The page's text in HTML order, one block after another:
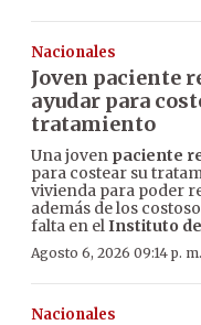
Nacionales
Joven paciente
ayudar para
tratamiento
Una joven paciente
para costear su
vivienda para poder
además de los
falta en elInstituto
Agosto 6, 2026 09:14 p. m.
Nacionales